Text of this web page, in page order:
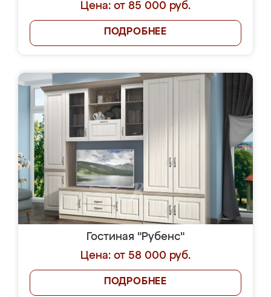
Цена: от 85 000 руб.
ПОДРОБНЕЕ
Гостиная "Рубенс"
Цена: от 58 000 руб.
ПОДРОБНЕЕ